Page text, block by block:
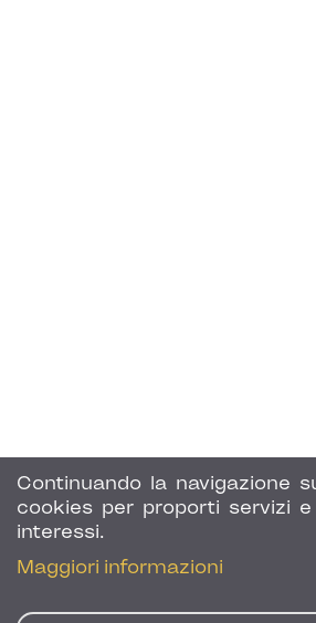
Continuando la navigazione
cookies per proporti servizi
interessi.
Maggiori informazioni